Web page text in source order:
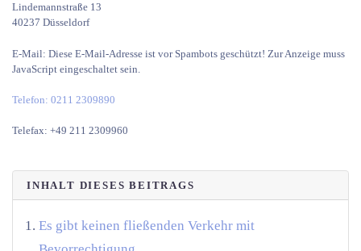
Lindemannstraße 13
40237 Düsseldorf
E-Mail: Diese E-Mail-Adresse ist vor Spambots geschützt! Zur Anzeige muss
JavaScript eingeschaltet sein.
Telefon: 0211 2309890
Telefax: +49 211 2309960
INHALT DIESES BEITRAGS
Es gibt keinen fließenden Verkehr mit